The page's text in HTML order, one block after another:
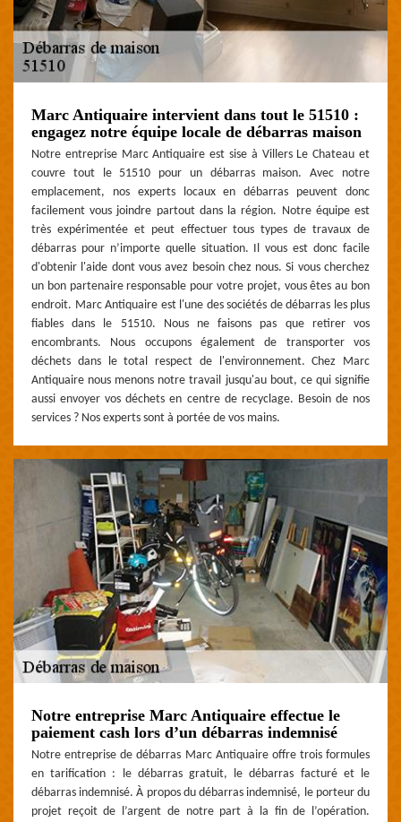
Marc Antiquaire intervient dans tout le 51510 :
engagez notre équipe locale de débarras maison
Notre entreprise Marc Antiquaire est sise à Villers Le Chateau et
couvre tout le 51510 pour un débarras maison. Avec notre
emplacement, nos experts locaux en débarras peuvent donc
facilement vous joindre partout dans la région. Notre équipe est
très expérimentée et peut effectuer tous types de travaux de
débarras pour n’importe quelle situation. Il vous est donc facile
d'obtenir l'aide dont vous avez besoin chez nous. Si vous cherchez
un bon partenaire responsable pour votre projet, vous êtes au bon
endroit. Marc Antiquaire est l'une des sociétés de débarras les plus
fiables dans le 51510. Nous ne faisons pas que retirer vos
encombrants. Nous occupons également de transporter vos
déchets dans le total respect de l'environnement. Chez Marc
Antiquaire nous menons notre travail jusqu'au bout, ce qui signifie
aussi envoyer vos déchets en centre de recyclage. Besoin de nos
services ? Nos experts sont à portée de vos mains.
Notre entreprise Marc Antiquaire effectue le
paiement cash lors d’un débarras indemnisé
Notre entreprise de débarras Marc Antiquaire offre trois formules
en tarification : le débarras gratuit, le débarras facturé et le
débarras indemnisé. À propos du débarras indemnisé, le porteur du
projet reçoit de l’argent de notre part à la fin de l’opération.